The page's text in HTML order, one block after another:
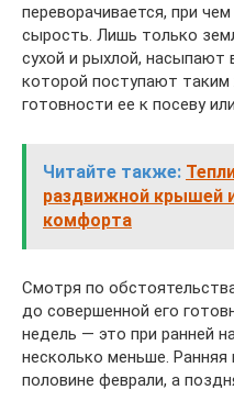
переворачивается, при
сырость. Лишь только
сухой и рыхлой, насыпают
которой поступают
готовности ее к посеву
Читайте также:
раздвижной крышей
комфорта
Смотря по
до совершенной его
недель — это при ранней
несколько меньше. Ранняя
половине феврали, а